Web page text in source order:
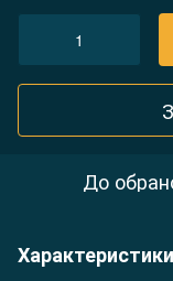
До
Характеристики